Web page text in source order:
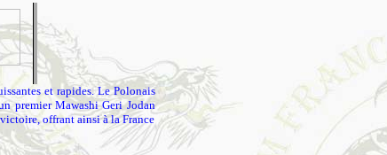
et rapides. Le Polonais
premier Mawashi Geri Jodan
offrant ainsi à la France